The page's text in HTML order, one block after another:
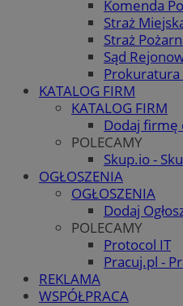
Komenda
Straż
Straż
Sąd
Prokuratura
KATALOG FIRM
KATALOG FIRM
Dodaj firmę
POLECAMY
Skup.io -
OGŁOSZENIA
OGŁOSZENIA
Dodaj
POLECAMY
Protocol IT
Pracuj.pl -
REKLAMA
WSPÓŁPRACA